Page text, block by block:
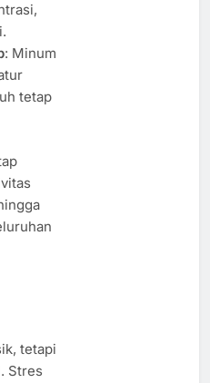
: Minum
tetap
tetapi
Stres